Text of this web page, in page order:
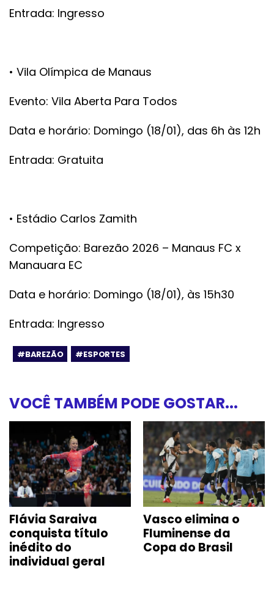
Entrada: Ingresso
• Vila Olímpica de Manaus
Evento: Vila Aberta Para Todos
Data e horário: Domingo (18/01), das 6h às 12h
Entrada: Gratuita
• Estádio Carlos Zamith
Competição: Barezão 2026 – Manaus FC x
Manauara EC
Data e horário: Domingo (18/01), às 15h30
Entrada: Ingresso
#BAREZÃO #ESPORTES
VOCÊ TAMBÉM PODE GOSTAR...
Flávia Saraiva
conquista título
inédito do
individual geral
Vasco elimina o
Fluminense da
Copa do Brasil